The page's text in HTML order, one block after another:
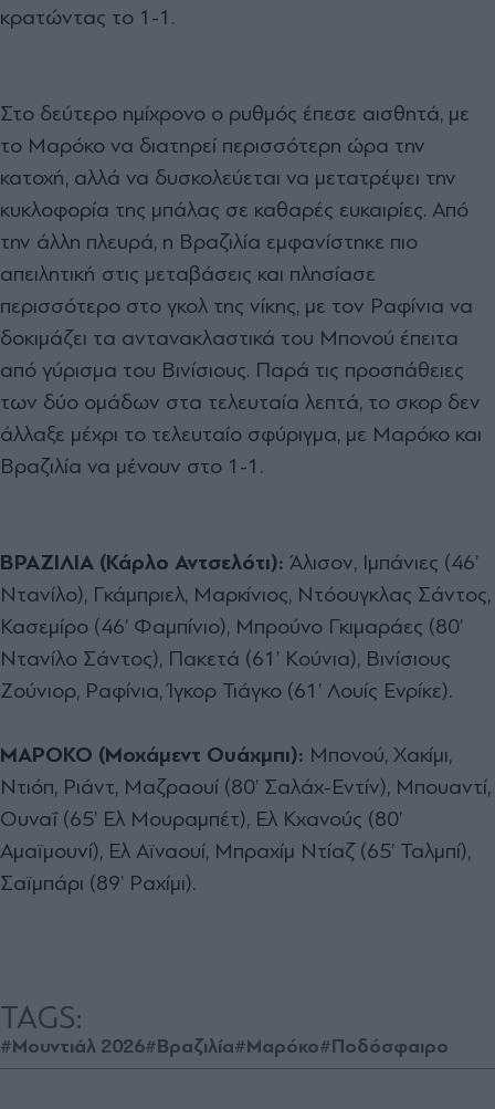
κρατώντας το 1-1.
Στο δεύτερο ημίχρονο ο ρυθμός έπεσε αισθητά, με
το Μαρόκο να διατηρεί περισσότερη ώρα την
κατοχή, αλλά να δυσκολεύεται να μετατρέψει την
κυκλοφορία της μπάλας σε καθαρές ευκαιρίες. Από
την άλλη πλευρά, η Βραζιλία εμφανίστηκε πιο
απειλητική στις μεταβάσεις και πλησίασε
περισσότερο στο γκολ της νίκης, με τον Ραφίνια να
δοκιμάζει τα αντανακλαστικά του Μπονού έπειτα
από γύρισμα του Βινίσιους. Παρά τις προσπάθειες
των δύο ομάδων στα τελευταία λεπτά, το σκορ δεν
άλλαξε μέχρι το τελευταίο σφύριγμα, με Μαρόκο και
Βραζιλία να μένουν στο 1-1.
ΒΡΑΖΙΛΙΑ (Κάρλο Αντσελότι): Άλισον, Ιμπάνιες (46’
Ντανίλο), Γκάμπριελ, Μαρκίνιος, Ντόουγκλας Σάντος,
Κασεμίρο (46’ Φαμπίνιο), Μπρούνο Γκιμαράες (80’
Ντανίλο Σάντος), Πακετά (61’ Κούνια), Βινίσιους
Ζούνιορ, Ραφίνια, Ίγκορ Τιάγκο (61’ Λουίς Ενρίκε).
ΜΑΡΟΚΟ (Μοχάμεντ Ουάχμπι): Μπονού, Χακίμι,
Ντιόπ, Ριάντ, Μαζραουί (80’ Σαλάχ-Εντίν), Μπουαντί,
Ουναΐ (65’ Ελ Μουραμπέτ), Ελ Κχανούς (80’
Αμαϊμουνί), Ελ Αϊναουί, Μπραχίμ Ντίαζ (65’ Ταλμπί),
Σαϊμπάρι (89’ Ραχίμι).
TAGS:
#Μουντιάλ 2026#Βραζιλία#Μαρόκο#Ποδόσφαιρο